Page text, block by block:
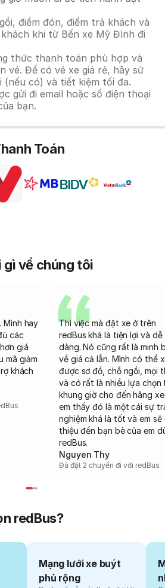
điểm đón, điểm trả khách và
khi từ Bến xe Mỹ Đình đi
thức thanh toán phù hợp và
vé. Để có vé xe giá rẻ, hãy sử
(nếu có) và tiết kiệm tối đa.
gửi đi email hoặc số điện thoại
bạn.
Toán
gì về chúng tôi
Mình hay
các
giá
mã giảm
khách
Thì việc mà đặt xe ở trên
redBus khá là tiện lợi và dễ
dàng. Nó cũng rất là minh
về giá cả lẫn. Mình có thể
được sơ đồ, chỗ ngồi, mọi
và có rất là nhiều lựa chọn
khung giờ cho đến hãng
em thấy đó là một cái sự
nghiệm khá là tốt và em sẽ
thiệu đến bạn bè của em
redBus.
Nguyen Thy
Đã đặt 2 chuyến đi với redBus
redBus?
Mạng lưới xe buýt
phủ rộng